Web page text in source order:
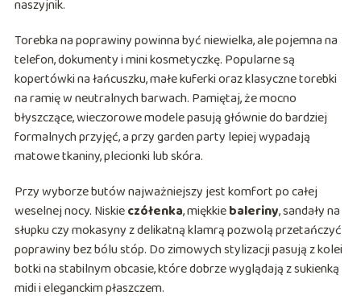
naszyjnik.
Torebka na poprawiny powinna być niewielka, ale pojemna na
telefon, dokumenty i mini kosmetyczkę. Popularne są
kopertówki na łańcuszku, małe kuferki oraz klasyczne torebki
na ramię w neutralnych barwach. Pamiętaj, że mocno
błyszczące, wieczorowe modele pasują głównie do bardziej
formalnych przyjęć, a przy garden party lepiej wypadają
matowe tkaniny, plecionki lub skóra.
Przy wyborze butów najważniejszy jest komfort po całej
weselnej nocy. Niskieczółenka, miękkiebaleriny, sandały na
słupku czy mokasyny z delikatną klamrą pozwolą przetańczyć
poprawiny bez bólu stóp. Do zimowych stylizacji pasują z kolei
botki na stabilnym obcasie, które dobrze wyglądają z sukienką
midi i eleganckim płaszczem.